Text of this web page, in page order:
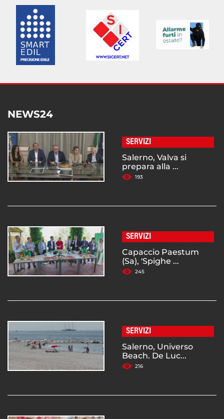
NEWS24
SERVIZI
Salerno, Valva si
prepara alla ...
193
SERVIZI
Capaccio Paestum
(Sa), 'Spighe ...
245
SERVIZI
Salerno, Universo
Beach. De Luc...
216